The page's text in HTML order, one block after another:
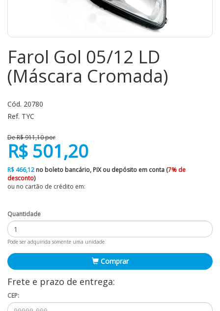
Farol Gol 05/12 LD
(Máscara Cromada)
Cód. 20780
Ref. TYC
De R$ 911,10 por
R$ 501,20
R$ 466,12 no boleto bancário, PIX ou depósito em conta (7% de
desconto)
ou no cartão de crédito em:
Quantidade
Pode ser adquirida somente uma unidade.
Comprar
Frete e prazo de entrega:
CEP: